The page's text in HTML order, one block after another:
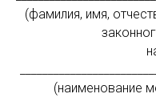
(фамилия, имя,
(наименование